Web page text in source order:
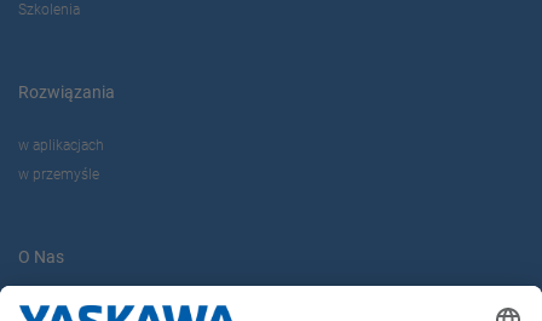
Szkolenia
Rozwiązania
w aplikacjach
w przemyśle
O Nas
Yaskawa Europe Gmbh